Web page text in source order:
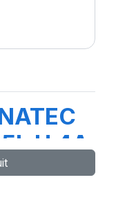
H 4A